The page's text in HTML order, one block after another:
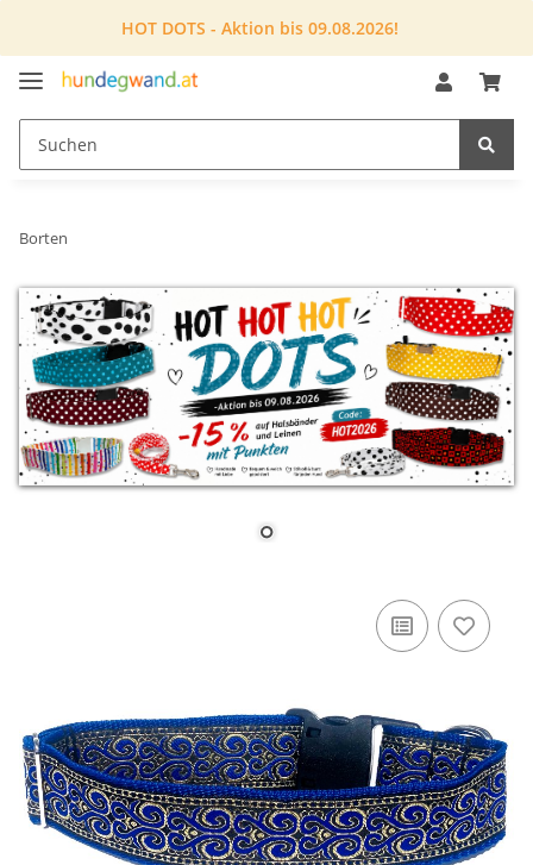
HOT DOTS - Aktion bis 09.08.2026!
Borten